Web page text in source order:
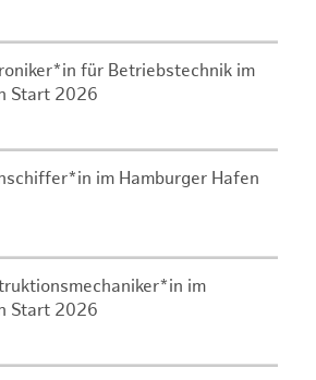
für Betriebstechnik im
Start 2026
im Hamburger Hafen
im
Start 2026